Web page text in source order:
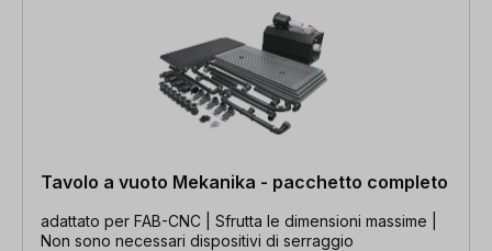
Tavolo a vuoto Mekanika - pacchetto completo
adattato per FAB-CNC | Sfrutta le dimensioni massime |
Non sono necessari dispositivi di serraggio